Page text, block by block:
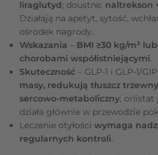
liraglutyd; doustne: naltrekson
Działają na apetyt, sytość,
ośrodek nagrody.
Wskazania – BMI ≥30 kg/m²
chorobami współistniejącymi.
Skuteczność – GLP‑1 i GLP‑1/
masy, redukują tłuszcz
sercowo‑metaboliczny; orlistat
działa głównie w przewodzie
Leczenie otyłości wymaga
regularnych kontroli.